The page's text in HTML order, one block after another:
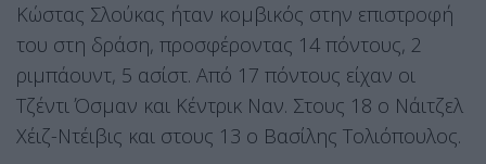
Κώστας Σλούκας ήταν κομβικός στην επιστροφή
του στη δράση, προσφέροντας 14 πόντους, 2
ριμπάουντ, 5 ασίστ. Από 17 πόντους είχαν οι
Τζέντι Όσμαν και Κέντρικ Ναν. Στους 18 ο Νάιτζελ
Χέιζ-Ντέιβις και στους 13 ο Βασίλης Τολιόπουλος.